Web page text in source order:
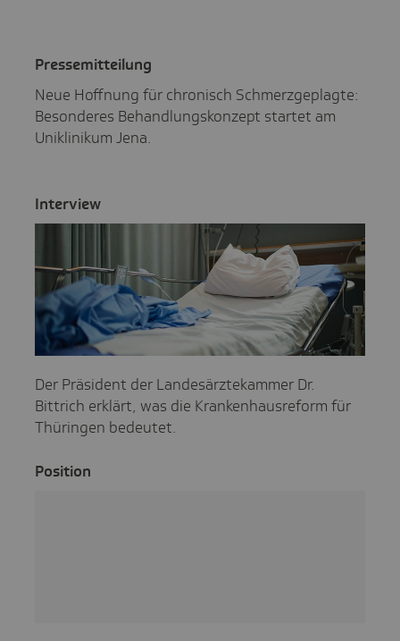
Pres­se­mit­tei­lung
Neue Hoffnung für chronisch Schmerzgeplagte:
Besonderes Behandlungskonzept startet am
Uniklinikum Jena.
Inter­view
Der Präsident der Landesärztekammer Dr.
Bittrich erklärt, was die Krankenhausreform für
Thüringen bedeutet.
Posi­tion